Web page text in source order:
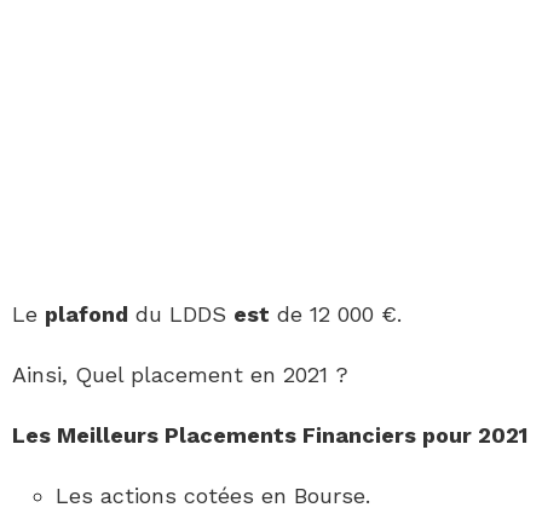
Le plafond du LDDS est de 12 000 €.
Ainsi, Quel placement en 2021 ?
Les Meilleurs Placements Financiers pour 2021
Les actions cotées en Bourse.